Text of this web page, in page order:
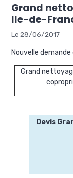
Grand
Ile-de-
Le 28/06/2017
Nouvelle
Grand
Devis